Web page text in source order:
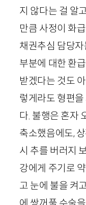
지 않다는 걸 알
만큼 사정이 화
채권추심 담당
부분에 대한 환
받겠다는 것도
렇게라도 형편
다. 불행은 혼자
축소했음에도,
시 추를 버러지
강에게 주기로
고 눈에 불을 켜